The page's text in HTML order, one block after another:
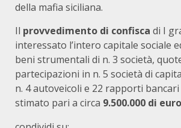
della mafia siciliana.
Il provvedimento di confisca di I
interessato l’intero capitale sociale
beni strumentali di n. 3 società,
partecipazioni in n. 5 società di
n. 4 autoveicoli e 22 rapporti
stimato pari a circa 9.500.000 di euro